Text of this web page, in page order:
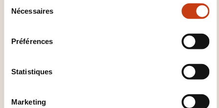
Nécessaires
Préférences
Statistiques
Marketing
Comment contacter
?
Dawan - Service commercial